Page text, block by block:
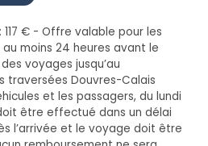
€ - Offre valable pour les
moins 24 heures avant le
voyages jusqu’au
traversées Douvres-Calais
et les passagers, du lundi
être effectué dans un délai
l’arrivée et le voyage doit être